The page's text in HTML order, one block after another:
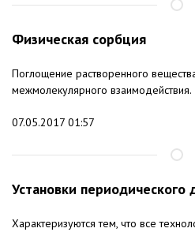
Физическая сорбция
Поглощение растворенного
межмолекулярного взаимодействия.
07.05.2017 01:57
Установки периодического
Характеризуются тем, что все